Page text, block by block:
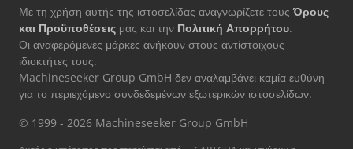
Με τη χρήση αυτής της ιστοσελίδας αναγνωρίζετε τους Όρους
και Προϋποθέσεις μας και την Πολιτική Απορρήτου.
Οι αναφερόμενες μάρκες ανήκουν στους αντίστοιχους
ιδιοκτήτες τους.
Machineseeker Group GmbH δεν αναλαμβάνει καμία ευθύνη
για το περιεχόμενο συνδεδεμένων εξωτερικών ιστοσελίδων.
© 1999 - 2026 Machineseeker Group GmbH